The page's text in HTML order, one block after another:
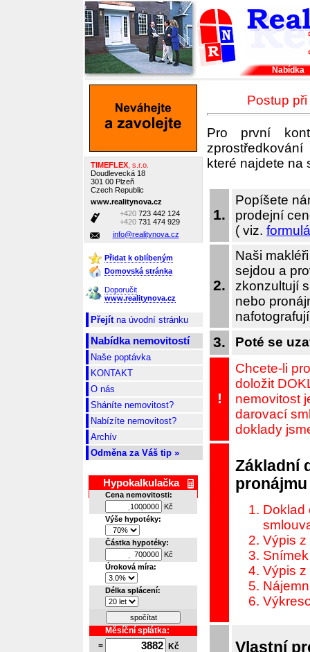
Nabídka
TIMEFLEX, s.r.o.
Doudlevecká 18
301 00 Plzeň
Czech Republic
www.realitynova.cz
+420723 442 124
+420731 474 929
info@realitynova.cz
Přidat k oblíbeným
Domovská stránka
Doporučit
www.realitynova.cz
Přejítna úvodní stránku
Nabídka nemovitostí
Naše poptávka
KONTAKT
O nás
Sháníte nemovitost?
Nabízíte nemovitost?
Archív
Odměna za Váš tip »
Hypokalkulačka
Cena nemovitosti:
Kč
.
.
Výše hypotéky:
Částka hypotéky:
Kč
.
.
Úroková míra:
Délka splácení:
spočítat
Měsíční splátka:
=
Kč
Postup
Pro první
které najdete na
1.
Popíšete
prodejní
( viz.
2.
Naši
sejdou a
zkonzultují
nebo
3. Poté se
!
Chcete-li
doložit
nemovitost
darovací
doklady
Základní
Doklad
Výpis z
Výpis z
Vlastní